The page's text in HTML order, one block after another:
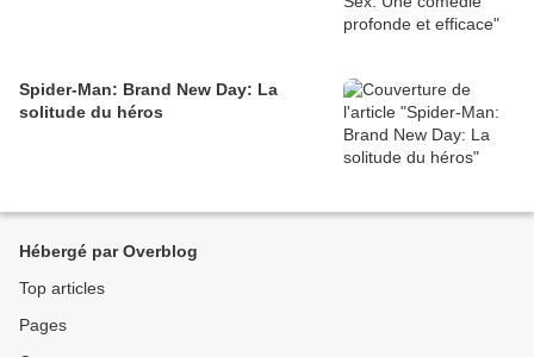
Spider-Man: Brand New Day: La
solitude du héros
Hébergé par Overblog
Top articles
Pages